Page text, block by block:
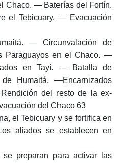
Chaco. — Baterías del Fortín.
el Tebicuary. — Evacuación
— Circunvalación de
Paraguayos en el Chaco. —
en Tayí. — Batalla de
Humaitá. —Encarnizados
del resto de la ex-
del Chaco 63
el Tebicuary y se fortifica en
aliados se establecen en
preparan para activar las